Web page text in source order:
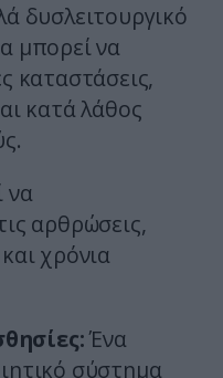
δυσλειτουργικό
μπορεί να
καταστάσεις,
κατά λάθος
να
αρθρώσεις,
χρόνια
Ένα
σύστημα